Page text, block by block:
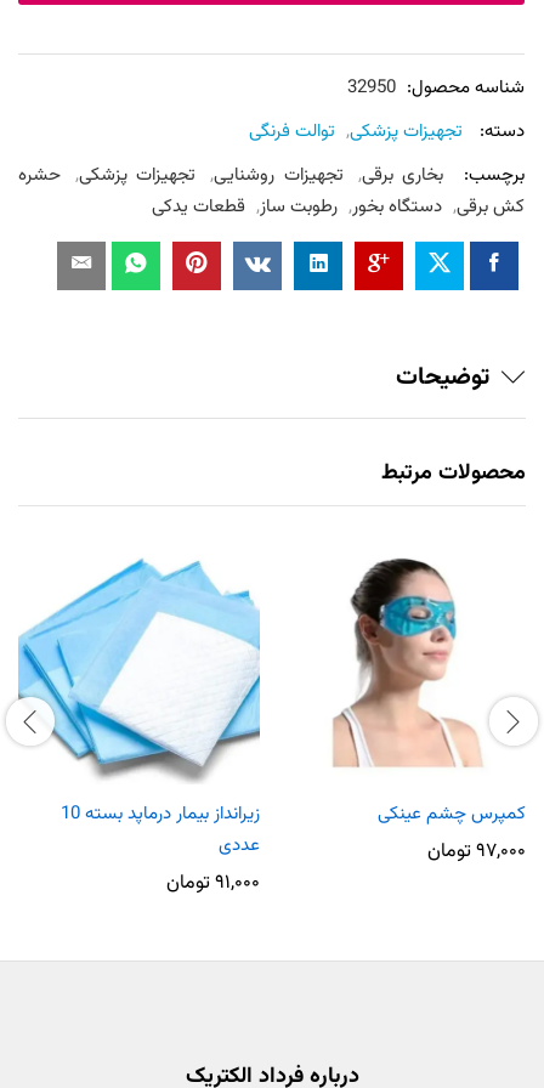
عدد
شناسه محصول: 32950
دسته:
تجهیزات پزشکی, توالت فرنگی
برچسب:
بخاری برقی, تجهیزات روشنایی, تجهیزات پزشکی, حشره
کش برقی, دستگاه بخور, رطوبت ساز, قطعات یدکی
توضیحات
محصولات مرتبط
کمپرس چشم عینکی
۹۷,۰۰۰تومان
زیرانداز بیمار درماپد بسته 10
عددی
۹۱,۰۰۰تومان
درباره فرداد الکتریک